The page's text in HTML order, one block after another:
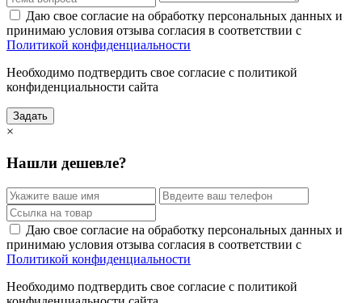
Даю свое согласие на обработку персональных данных и
принимаю условия отзыва согласия в соответствии с
Политикой конфиденциальности
Необходимо подтвердить свое согласие с политикой
конфиденциальности сайта
Задать
×
Нашли дешевле?
Даю свое согласие на обработку персональных данных и
принимаю условия отзыва согласия в соответствии с
Политикой конфиденциальности
Необходимо подтвердить свое согласие с политикой